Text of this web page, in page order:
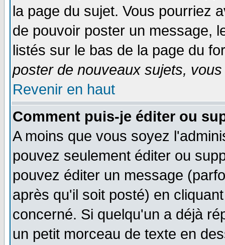
la page du sujet. Vous pourriez
de pouvoir poster un message,
listés sur le bas de la page du
poster de nouveaux sujets,
Revenir en haut
Comment puis-je éditer ou
A moins que vous soyez
pouvez seulement éditer ou
pouvez éditer un message
après qu'il soit posté) en
concerné. Si quelqu'un a déjà
un petit morceau de texte en